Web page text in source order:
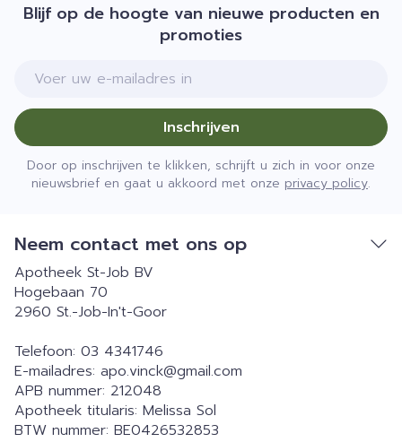
Blijf op de hoogte van nieuwe producten en
promoties
E-mail adres
Inschrijven
Door op inschrijven te klikken, schrijft u zich in voor onze
nieuwsbrief en gaat u akkoord met onze privacy policy.
Neem contact met ons op
Apotheek St-Job BV
Hogebaan 70
2960 St.-Job-In't-Goor
Telefoon: 03 4341746
E-mailadres: apo.vinck@gmail.com
APB nummer: 212048
Apotheek titularis: Melissa Sol
BTW nummer: BE0426532853